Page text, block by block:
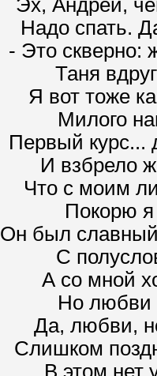
Эх, Андрей,
Надо спать.
- Это скверно:
Таня
Я вот тоже
Милого
Первый курс...
И взбрело ж
Что с моим
Покорю я
Он был
С
А со мной
Но любви
Да, любви,
Слишком
В этом нет